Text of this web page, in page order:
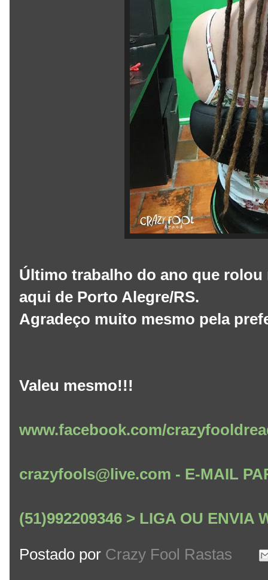
Último trabalho do ano que
aqui de Porto Alegre/RS.
Agradeço muito mesmo pela
Valeu mesmo!!!
www.facebook.com/
crazyfools@live.com - E-MAIL
(51)992209346 > LIGA OU ENVIA
Postado por Crazy Fool Rastas